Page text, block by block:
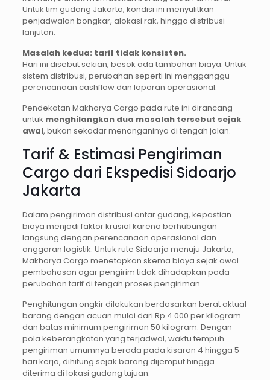
Untuk tim gudang Jakarta, kondisi ini menyulitkan
penjadwalan bongkar, alokasi rak, hingga distribusi
lanjutan.
Masalah kedua: tarif tidak konsisten.
Hari ini disebut sekian, besok ada tambahan biaya. Untuk
sistem distribusi, perubahan seperti ini mengganggu
perencanaan cashflow dan laporan operasional.
Pendekatan Makharya Cargo pada rute ini dirancang
untuk menghilangkan dua masalah tersebut sejak
awal, bukan sekadar menanganinya di tengah jalan.
Tarif & Estimasi Pengiriman
Cargo dari Ekspedisi Sidoarjo
Jakarta
Dalam pengiriman distribusi antar gudang, kepastian
biaya menjadi faktor krusial karena berhubungan
langsung dengan perencanaan operasional dan
anggaran logistik. Untuk rute Sidoarjo menuju Jakarta,
Makharya Cargo menetapkan skema biaya sejak awal
pembahasan agar pengirim tidak dihadapkan pada
perubahan tarif di tengah proses pengiriman.
Penghitungan ongkir dilakukan berdasarkan berat aktual
barang dengan acuan mulai dari Rp 4.000 per kilogram
dan batas minimum pengiriman 50 kilogram. Dengan
pola keberangkatan yang terjadwal, waktu tempuh
pengiriman umumnya berada pada kisaran 4 hingga 5
hari kerja, dihitung sejak barang dijemput hingga
diterima di lokasi gudang tujuan.